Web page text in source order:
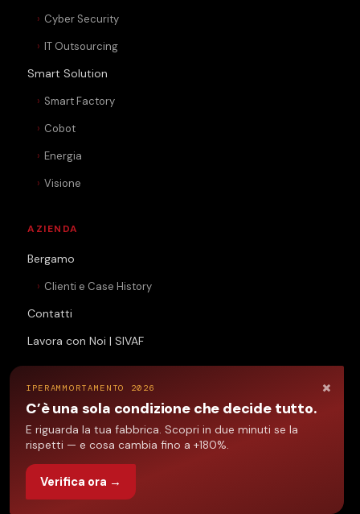
Cyber Security
IT Outsourcing
Smart Solution
Smart Factory
Cobot
Energia
Visione
AZIENDA
Bergamo
Clienti e Case History
Contatti
Lavora con Noi | SIVAF
BLOG
CONTATTI
TELEFONO
+39 035 249852
×
IPERAMMORTAMENTO 2026
C’è una sola condizione che decide tutto.
E riguarda la tua fabbrica. Scopri in due minuti se la
rispetti — e cosa cambia fino a +180%.
Verifica ora →